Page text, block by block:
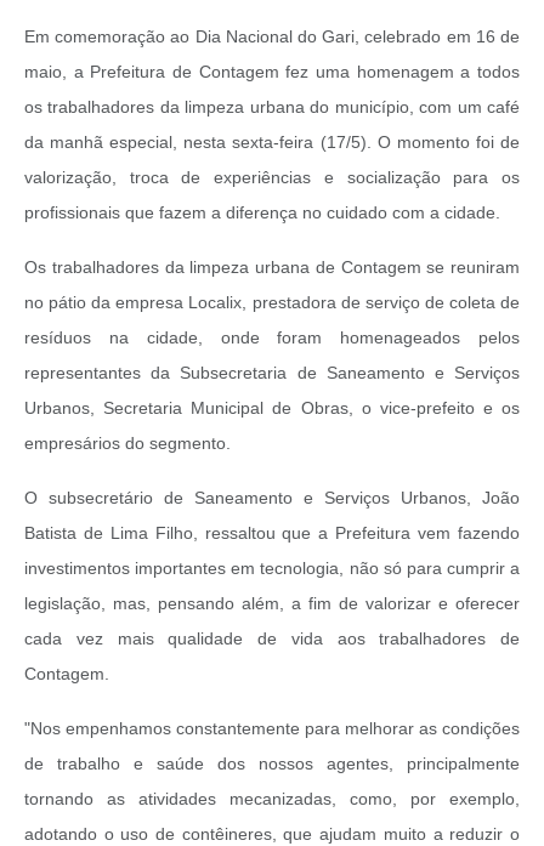
Em comemoração ao Dia Nacional do Gari, celebrado em 16 de
maio, a Prefeitura de Contagem fez uma homenagem a todos
os trabalhadores da limpeza urbana do município, com um café
da manhã especial, nesta sexta-feira (17/5). O momento foi de
valorização, troca de experiências e socialização para os
profissionais que fazem a diferença no cuidado com a cidade.
Os trabalhadores da limpeza urbana de Contagem se reuniram
no pátio da empresa Localix, prestadora de serviço de coleta de
resíduos na cidade, onde foram homenageados pelos
representantes da Subsecretaria de Saneamento e Serviços
Urbanos, Secretaria Municipal de Obras, o vice-prefeito e os
empresários do segmento.
O subsecretário de Saneamento e Serviços Urbanos, João
Batista de Lima Filho, ressaltou que a Prefeitura vem fazendo
investimentos importantes em tecnologia, não só para cumprir a
legislação, mas, pensando além, a fim de valorizar e oferecer
cada vez mais qualidade de vida aos trabalhadores de
Contagem.
"Nos empenhamos constantemente para melhorar as condições
de trabalho e saúde dos nossos agentes, principalmente
tornando as atividades mecanizadas, como, por exemplo,
adotando o uso de contêineres, que ajudam muito a reduzir o